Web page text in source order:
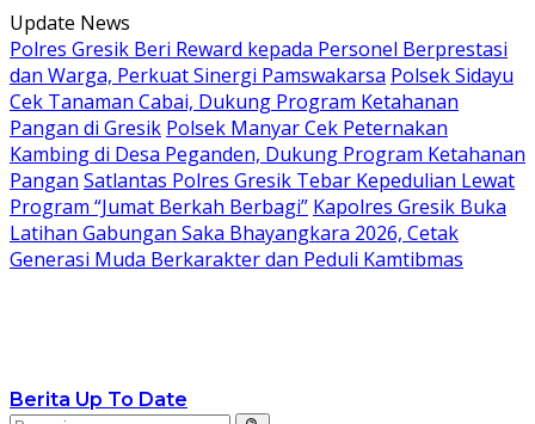
Langsung
ke
konten
Update News
Polres Gresik Beri Reward kepada Personel Berprestasi
dan Warga, Perkuat Sinergi Pamswakarsa Polsek Sidayu
Cek Tanaman Cabai, Dukung Program Ketahanan
Pangan di Gresik Polsek Manyar Cek Peternakan
Kambing di Desa Peganden, Dukung Program Ketahanan
Pangan Satlantas Polres Gresik Tebar Kepedulian Lewat
Program “Jumat Berkah Berbagi” Kapolres Gresik Buka
Latihan Gabungan Saka Bhayangkara 2026, Cetak
Generasi Muda Berkarakter dan Peduli Kamtibmas
Berita Up To Date